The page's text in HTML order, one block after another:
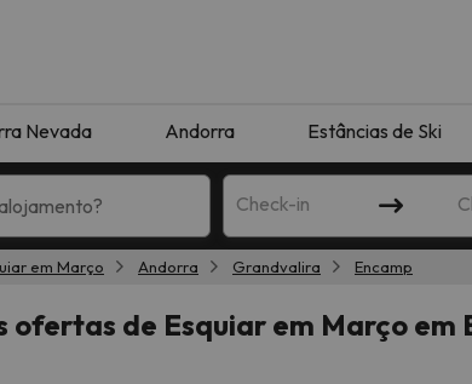
Nevada Andorra Estâncias de Ski
Check-in
Hotéis de montanha
em Março Andorra Grandvalira Encamp
ofertas de Esquiar em Março em